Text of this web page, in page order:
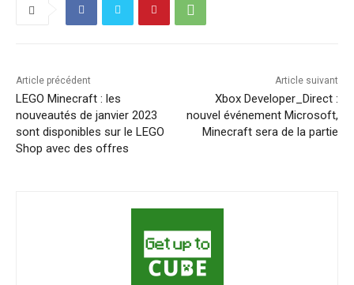
Article précédent
LEGO Minecraft : les
nouveautés de janvier 2023
sont disponibles sur le LEGO
Shop avec des offres
Article suivant
Xbox Developer_Direct :
nouvel événement Microsoft,
Minecraft sera de la partie